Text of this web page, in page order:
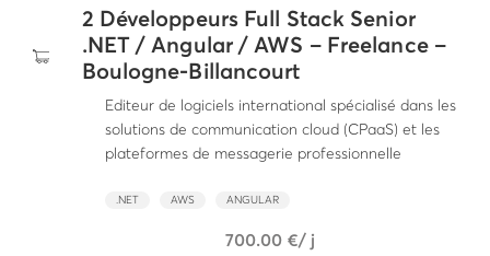
2 Développeurs Full Stack Senior
.NET / Angular / AWS – Freelance –
Boulogne-Billancourt
Editeur de logiciels international spécialisé dans les
solutions de communication cloud (CPaaS) et les
plateformes de messagerie professionnelle
.NET AWS ANGULAR
700.00 €/ j